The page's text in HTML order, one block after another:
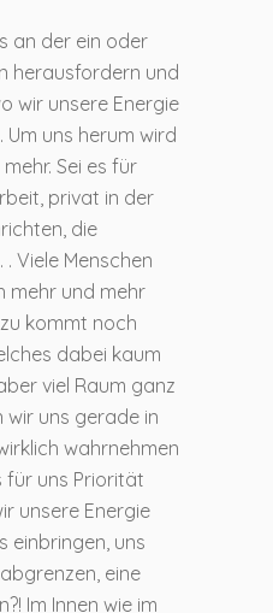
an der ein oder
herausfordern und
wir unsere Energie
Um uns herum wird
Sei es für
privat in der
die
Viele Menschen
mehr und mehr
kommt noch
dabei kaum
viel Raum ganz
wir uns gerade in
wahrnehmen
für uns Priorität
unsere Energie
einbringen, uns
eine
Im Innen wie im